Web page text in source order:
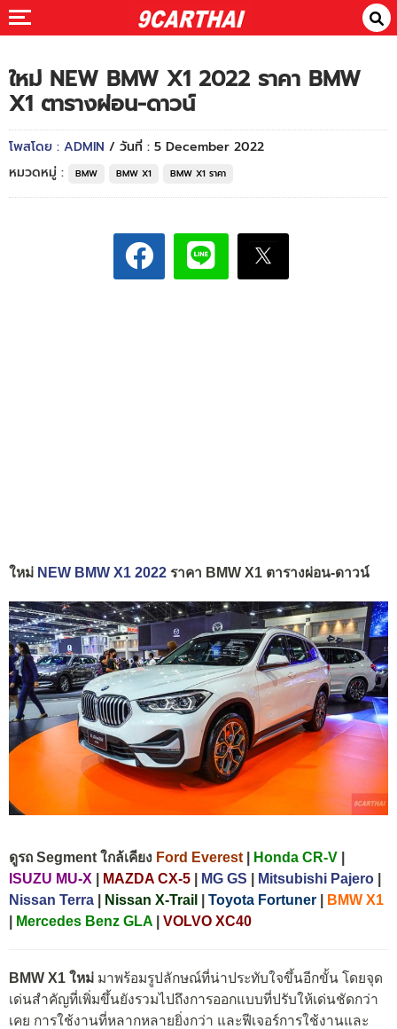
ใหม่ NEW BMW X1 2022 ราคา BMW
X1 ตารางผ่อน-ดาวน์
โพสโดย : ADMIN / วันที่ : 5 December 2022
หมวดหมู่ :
BMW BMW X1 BMW X1 ราคา
ใหม่ NEW BMW X1 2022 ราคา BMW X1 ตารางผ่อน-ดาวน์
ดูรถ Segment ใกล้เคียง Ford Everest Honda CR-V
ISUZU MU-X
MAZDA CX-5 MG GS Mitsubishi Pajero
Nissan Terra
Nissan X-Trail Toyota Fortuner
BMW X1
Mercedes Benz GLA VOLVO XC40
BMW X1 ใหม่ มาพร้อมรูปลักษณ์ที่น่าประทับใจขึ้นอีกขั้น โดยจุด
เด่นสำคัญที่เพิ่มขึ้นยังรวมไปถึงการออกแบบที่ปรับให้เด่นชัดกว่า
เคย การใช้งานที่หลากหลายยิ่งกว่า และฟีเจอร์การใช้งานและ